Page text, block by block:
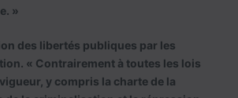
»
des libertés publiques par les
« Contrairement à toutes les lois
y compris la charte de la